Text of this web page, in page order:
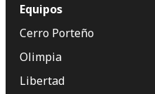
Equipos
Cerro Porteño
Olimpia
Libertad